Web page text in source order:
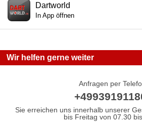
Dartworld
In App öffnen
Wir helfen gerne weiter
Anfragen per
Sie erreichen uns innerhalb unserer
bis Freitag von 07.30